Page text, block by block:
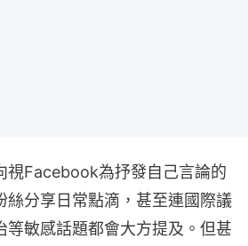
視Facebook為抒發自己言論的
絲分享日常點滴，甚至連國際議
等敏感話題都會大方提及。但甚